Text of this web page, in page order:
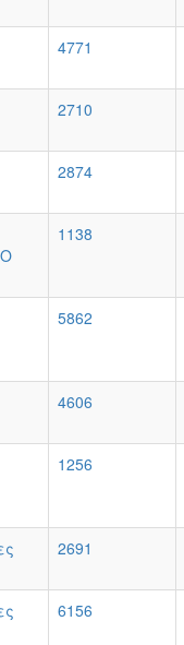
4771
2710
2874
1138
5862
4606
1256
2691
6156